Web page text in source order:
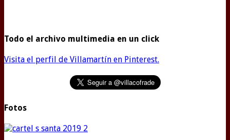
Todo el archivo multimedia en un click
Visita el perfil de Villamartín en Pinterest.
Fotos